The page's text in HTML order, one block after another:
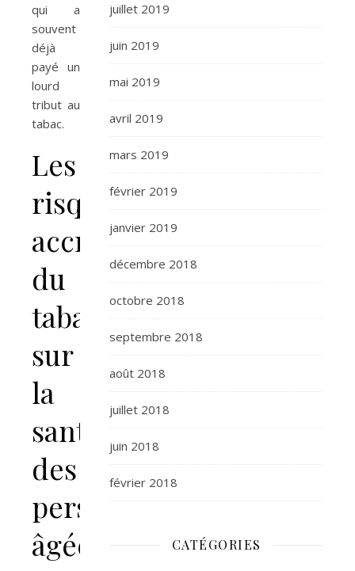
qui a
souvent
déjà
payé un
lourd
tribut au
tabac.
Les
risques
accrus
du
tabagisme
sur
la
santé
des
personnes
âgées
juillet 2019
juin 2019
mai 2019
avril 2019
mars 2019
février 2019
janvier 2019
décembre 2018
octobre 2018
septembre 2018
août 2018
juillet 2018
juin 2018
février 2018
CATÉGORIES